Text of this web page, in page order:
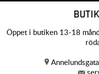
Öppet i butiken 13-18